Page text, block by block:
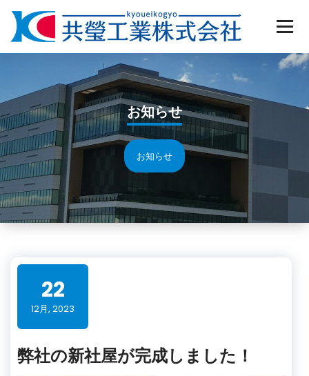
Skip
content
お知らせ
お知らせ
22
12月, 2023
弊社の新社屋が完成しました！